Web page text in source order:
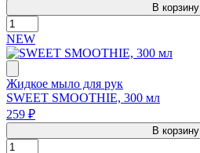
В корзину
NEW
Жидкое мыло для рук
SWEET SMOOTHIE, 300 мл
259 ₽
В корзину